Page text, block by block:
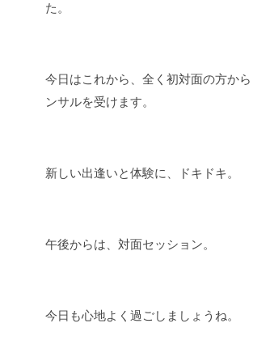
た。
今日はこれから、全く初対面の方から
ンサルを受けます。
新しい出逢いと体験に、ドキドキ。
午後からは、対面セッション。
今日も心地よく過ごしましょうね。